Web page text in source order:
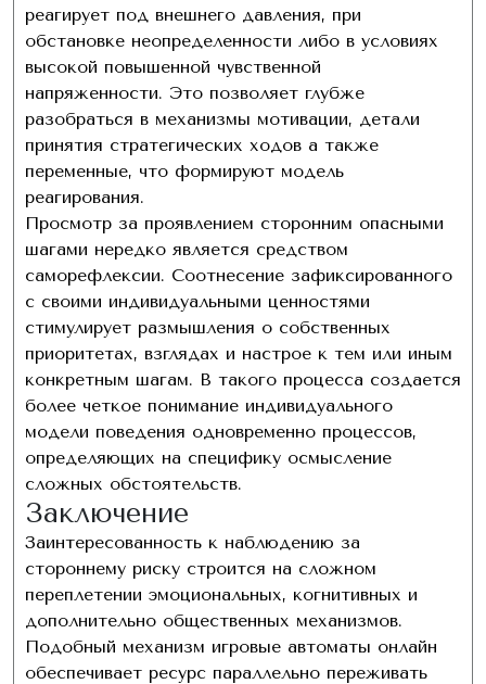
реагирует под внешнего давления, при
обстановке неопределенности либо в условиях
высокой повышенной чувственной
напряженности. Это позволяет глубже
разобраться в механизмы мотивации, детали
принятия стратегических ходов а также
переменные, что формируют модель
реагирования.
Просмотр за проявлением сторонним опасными
шагами нередко является средством
саморефлексии. Соотнесение зафиксированного
с своими индивидуальными ценностями
стимулирует размышления о собственных
приоритетах, взглядах и настрое к тем или иным
конкретным шагам. В такого процесса создается
более четкое понимание индивидуального
модели поведения одновременно процессов,
определяющих на специфику осмысление
сложных обстоятельств.
Заключение
Заинтересованность к наблюдению за
стороннему риску строится на сложном
переплетении эмоциональных, когнитивных и
дополнительно общественных механизмов.
Подобный механизм игровые автоматы онлайн
обеспечивает ресурс параллельно переживать